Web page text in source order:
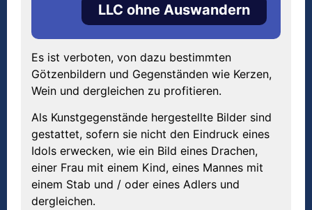
LLC ohne Auswandern
Es ist verboten, von dazu bestimmten
Götzenbildern und Gegenständen wie Kerzen,
Wein und dergleichen zu profitieren.
Als Kunstgegenstände hergestellte Bilder sind
gestattet, sofern sie nicht den Eindruck eines
Idols erwecken, wie ein Bild eines Drachen,
einer Frau mit einem Kind, eines Mannes mit
einem Stab und / oder eines Adlers und
dergleichen.